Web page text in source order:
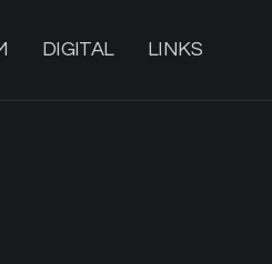
DIGITAL LINKS